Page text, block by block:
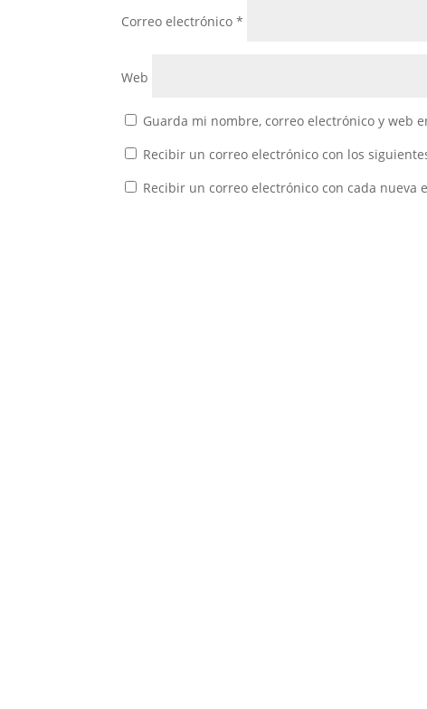
Correo electrónico*
Web
Guarda mi nombre, correo electrónico y web
Recibir un correo electrónico con los
Recibir un correo electrónico con cada nueva